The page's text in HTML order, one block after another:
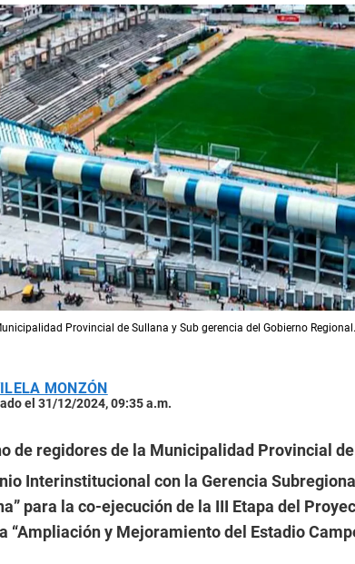
Provincial de Sullana y Sub gerencia del Gobierno Regional.
MONZÓN
el 31/12/2024, 09:35 a.m.
de regidores de la Municipalidad Provincial de
Interinstitucional con la Gerencia
para la co-ejecución de la III Etapa del
“Ampliación y Mejoramiento del Estadio